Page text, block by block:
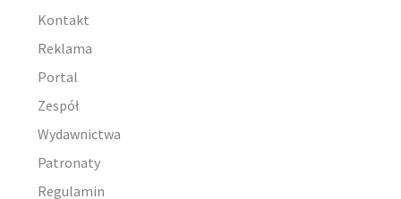
Kontakt
Reklama
Portal
Zespół
Wydawnictwa
Patronaty
Regulamin